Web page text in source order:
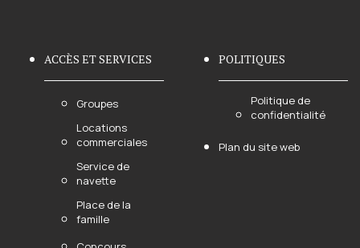
ACCÈS ET SERVICES
Groupes
Locations
commerciales
Service de
navette
Place de la
famille
POLITIQUES
Politique de
confidentialité
Plan du site web